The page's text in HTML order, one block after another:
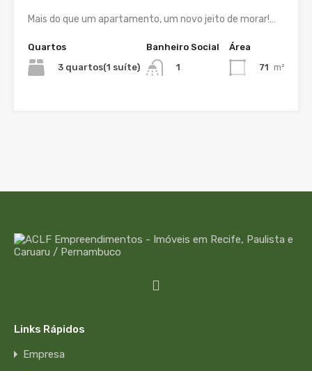
Mais do que um apartamento, um novo jeito de morar!…
Quartos
3 quartos(1 suíte)
Banheiro Social
1
Área
71 m²
Links Rápidos
Empresa